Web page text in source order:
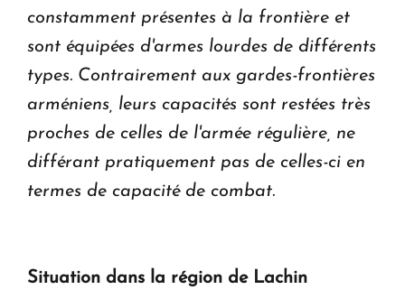
constamment présentes à la frontière et
sont équipées d'armes lourdes de différents
types. Contrairement aux gardes-frontières
arméniens, leurs capacités sont restées très
proches de celles de l'armée régulière, ne
différant pratiquement pas de celles-ci en
termes de capacité de combat.
Situation dans la région de Lachin